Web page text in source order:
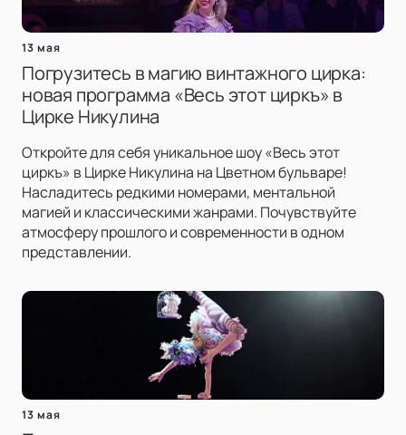
13 мая
Погрузитесь в магию винтажного цирка:
новая программа «Весь этот циркъ» в
Цирке Никулина
Откройте для себя уникальное шоу «Весь этот
циркъ» в Цирке Никулина на Цветном бульваре!
Насладитесь редкими номерами, ментальной
магией и классическими жанрами. Почувствуйте
атмосферу прошлого и современности в одном
представлении.
13 мая